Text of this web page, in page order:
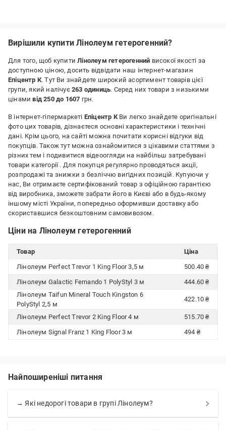
Вирішили купити Лінолеум гетерогенний?
Для того, щоб купитиЛінолеум гетерогенний високої якості за
доступною ціною, досить відвідати наш інтернет-магазин
Епіцентр К. Тут Ви знайдете широкий асортимент товарів цієї
групи, який налічує 263 одиниць. Серед них товари з низькими
цінамивід 250 до 1607 грн.
В інтернет-гіпермаркеті Епіцентр КВи легко знайдете оригінальні
фото цих товарів, дізнаєтеся основні характеристики і технічні
дані. Крім цього, на сайті можна почитати корисні відгуки від
покупців. Також тут можна ознайомитися з цікавими статтями з
різних тем і подивитися відеоогляди на найбільш затребувані
товари категорії . Для покупця регулярно проводяться акції,
розпродажі та знижки з безліччю вигідних позицій. Купуючи у
нас, Ви отримаєте сертифікований товар з офіційною гарантією
від виробника, зможете забрати його в Києві або в будь-якому
іншому місті України, попередньо оформивши доставку або
скориставшися безкоштовним самовивозом.
Ціни на Лінолеум гетерогенний
Товар
Ціна
Лінолеум Perfect Trevor 1 King Floor 3,5 м
500.40 ₴
Лінолеум Galactic Fernando 1 PolyStyl 3 м
444.60 ₴
Лінолеум Taifun Mineral Touch Kingston 6
PolyStyl 2,5 м
422.10 ₴
Лінолеум Perfect Trevor 2 King Floor 4 м
515.70 ₴
Лінолеум Signal Franz 1 King Floor 3 м
494 ₴
Найпоширеніші питання
→ Які недорогі товари в групі Лінолеум?